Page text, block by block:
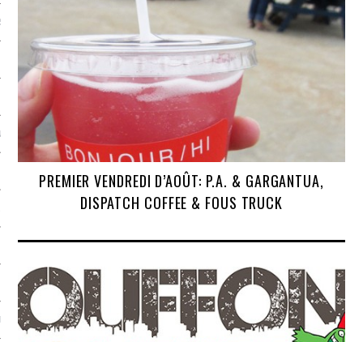
PREMIER VENDREDI D’AOÛT: P.A. & GARGANTUA,
DISPATCH COFFEE & FOUS TRUCK